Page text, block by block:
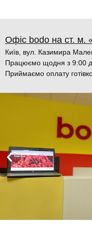
Офіс bodo на ст. м.
Київ, вул. Казимира
Працюємо щодня з 9:00
Приймаємо оплату